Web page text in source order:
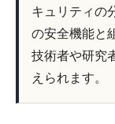
キュリティの
の安全機能と
技術者や研究
えられます。